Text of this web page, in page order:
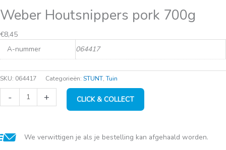
Weber Houtsnippers pork 700g
€8,45
A-nummer
064417
SKU: 064417 Categorieën: STUNT,Tuin
-
Weber
Houtsnippers
+ CLICK & COLLECT
We verwittigen je als je bestelling kan afgehaald worden.